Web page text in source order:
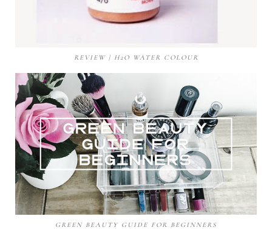
REVIEW | H2O WATER COLOUR
GREEN BEAUTY GUIDE FOR BEGINNERS